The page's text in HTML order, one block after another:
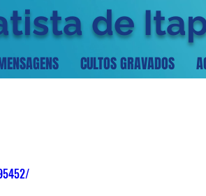
CULTOS GRAVADOS
de